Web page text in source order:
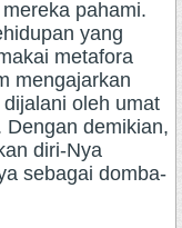
pahami.
yang
metafora
mengajarkan
oleh umat
Dengan demikian,
diri-Nya
sebagai domba-